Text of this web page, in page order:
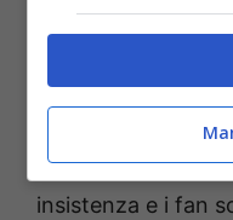
Lo scatto risale a
iniziato a girare
insistenza e i fan